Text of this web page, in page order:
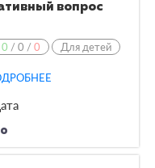
вопрос
0 /0 /0 Для детей